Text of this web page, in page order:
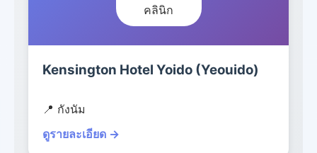
คลินิก
Kensington Hotel Yoido (Yeouido)
📍 กังนัม
ดูรายละเอียด →